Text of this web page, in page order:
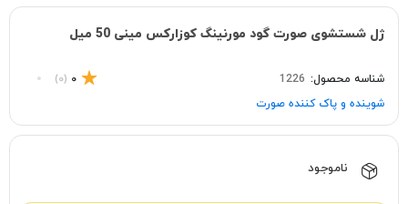
ژل شستشوی صورت گود مورنینگ کوزارکس مینی 50 میل
شناسه محصول: 1226
0
(0)
شوینده و پاک‌ کننده صورت
ناموجود